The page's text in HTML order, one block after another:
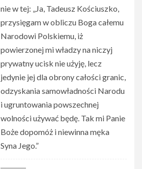
nie w tej: „Ja, Tadeusz Kościuszko,
przysięgam w obliczu Boga całemu
Narodowi Polskiemu, iż
powierzonej mi władzy na niczyj
prywatny ucisk nie użyję, lecz
jedynie jej dla obrony całości granic,
odzyskania samowładności Narodu
i ugruntowania powszechnej
wolności używać będę. Tak mi Panie
Boże dopomóż i niewinna męka
Syna Jego.”